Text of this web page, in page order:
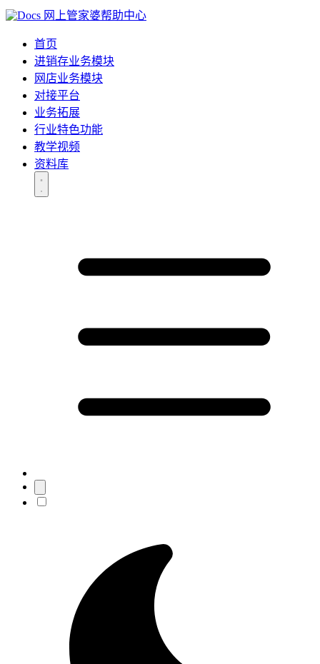
网上管家婆帮助中心
首页
进销存业务模块
网店业务模块
对接平台
业务拓展
行业特色功能
教学视频
资料库